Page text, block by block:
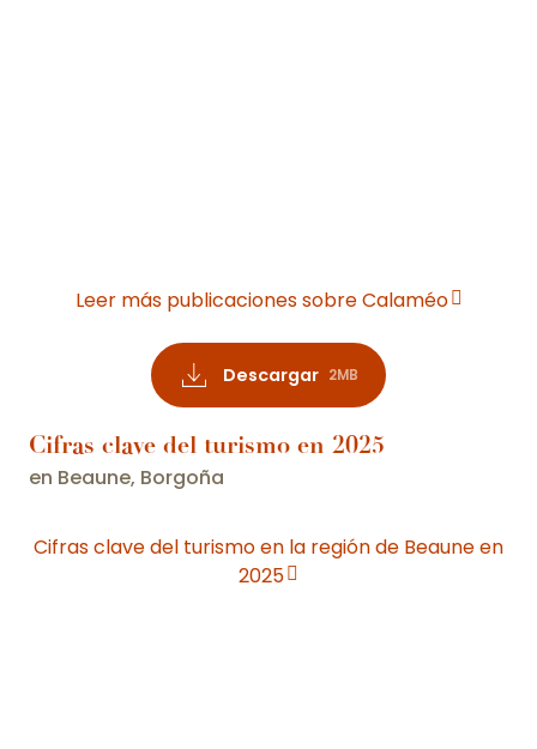
Leer más publicaciones sobre Calaméo
Descargar 2MB
Cifras clave del turismo en 2025
en Beaune, Borgoña
Cifras clave del turismo en la región de Beaune en
2025